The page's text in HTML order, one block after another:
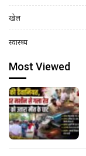
खेल
स्वास्थ्य
Most Viewed